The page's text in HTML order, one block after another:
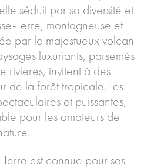
séduit par sa diversité et
Terre, montagneuse et
par le majestueux volcan
luxuriants, parsemés
rivières, invitent à des
de la forêt tropicale. Les
et puissantes,
pour les amateurs de
est connue pour ses